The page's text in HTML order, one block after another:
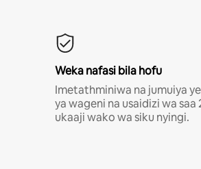
Weka nafasi bila hofu
Imetathminiwa na jumuiya
ya wageni na usaidizi wa
ukaaji wako wa siku nyingi.